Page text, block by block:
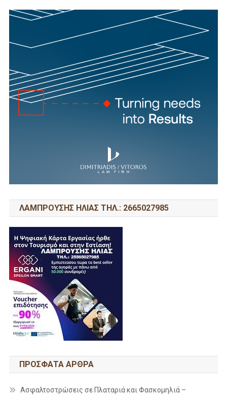
ΛΑΜΠΡΟΥΣΗΣ ΗΛΙΑΣ ΤΗΛ.: 2665027985
ΠΡΌΣΦΑΤΑ ΆΡΘΡΑ
Ασφαλτοστρώσεις σε Πλαταριά και Φασκομηλιά –